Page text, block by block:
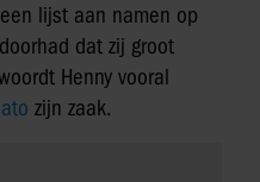
lijst aan namen op
dat zij groot
Henny vooral
zijn zaak.